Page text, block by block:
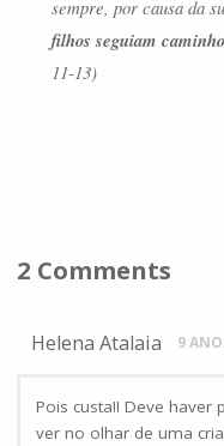
sempre, por causa da
filhos seguiam
11-13)
2 Comments
Helena Atalaia 9
Pois custa!! Deve haver
ver no olhar de uma